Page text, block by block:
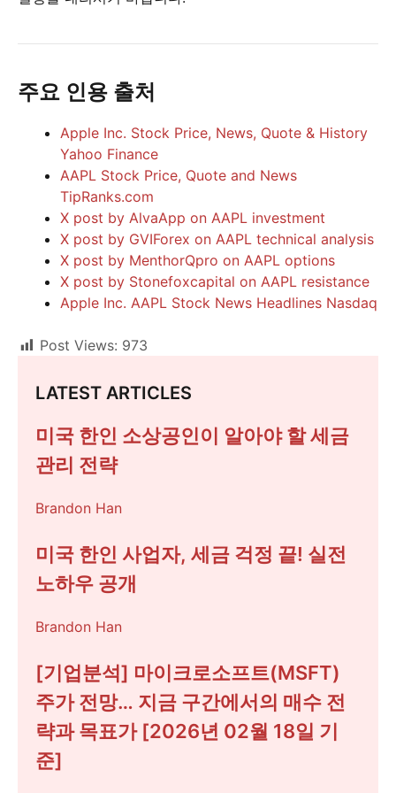
주요 인용 출처
Apple Inc. Stock Price, News, Quote & History
Yahoo Finance
AAPL Stock Price, Quote and News
TipRanks.com
X post by AlvaApp on AAPL investment
X post by GVIForex on AAPL technical analysis
X post by MenthorQpro on AAPL options
X post by Stonefoxcapital on AAPL resistance
Apple Inc. AAPL Stock News Headlines Nasdaq
Post Views: 973
LATEST ARTICLES
미국 한인 소상공인이 알아야 할 세금
관리 전략
Brandon Han
미국 한인 사업자, 세금 걱정 끝! 실전
노하우 공개
Brandon Han
[기업분석] 마이크로소프트(MSFT)
주가 전망… 지금 구간에서의 매수 전
략과 목표가 [2026년 02월 18일 기
준]